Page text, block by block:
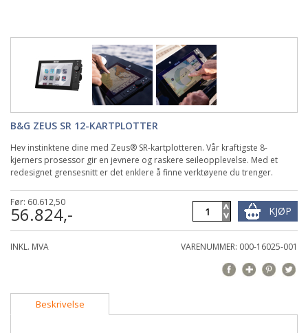
B&G ZEUS SR 12-KARTPLOTTER
Hev instinktene dine med Zeus® SR-kartplotteren. Vår kraftigste 8-
kjerners prosessor gir en jevnere og raskere seileopplevelse. Med et
redesignet grensesnitt er det enklere å finne verktøyene du trenger.
Før: 60.612,50
56.824,- KJØP
INKL. MVA VARENUMMER: 000-16025-001
Beskrivelse